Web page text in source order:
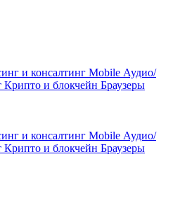
и консалтинг Mobile Аудио/
Крипто и блокчейн Браузеры
и консалтинг Mobile Аудио/
Крипто и блокчейн Браузеры